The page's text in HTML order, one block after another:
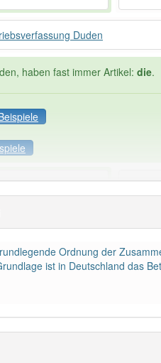
Duden
haben fast immer Artikel: die.
haben den Artikel korrekt
Ordnung der
ist in Deutschland das